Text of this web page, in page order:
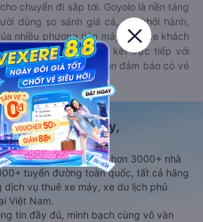
cho chuyến đi sắp tới. Goyolo là nền tảng
dùng so sánh giá cả, giờ khởi hành,
nhiều phương tiện máy bay, xe khách
của Goyolo được liên kết trực tiếp với
khách và tàu hoả, luôn đảm bảo có vé
khách, Máy bay,
xe
vé đa phương tiện với hơn 3000+ nhà
tuyến đường toàn quốc, tất cả hãng
dịch vụ thuê xe máy, xe du lịch phủ
Việt Nam.
tin đầy đủ, minh bạch cùng vô vàn